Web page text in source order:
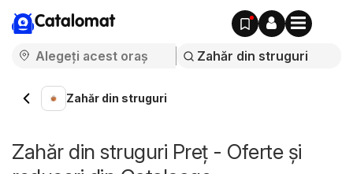
Catalomat
Zahăr din struguri
Zahăr din struguri Preț - Oferte și